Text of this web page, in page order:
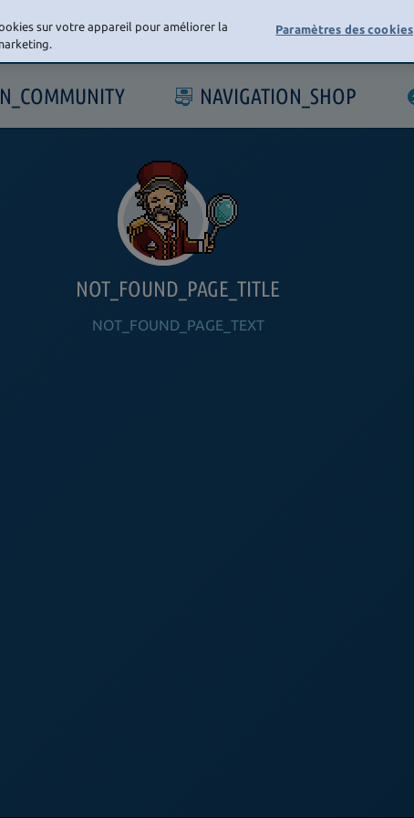
NAVIGATION_SHOP
NOT_FOUND_PAGE_TITLE
NOT_FOUND_PAGE_TEXT
sur votre appareil pour améliorer la
Paramètres des cookies